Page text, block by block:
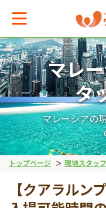
トップページ 現地スタッフブログ
マレ
タ
マレーシアの
【クアラルン
メインメニューへ戻る
マから現地ツアーを探
遺産（文化）
遺産（自然）
メインメニューへ戻る
アからお役立ち情報
ドネシア